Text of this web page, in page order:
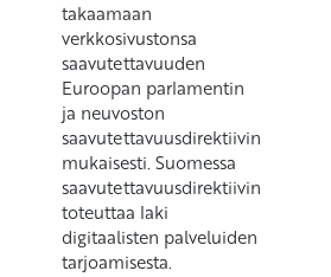
takaamaan
verkkosivustonsa
saavutettavuuden
Euroopan parlamentin
ja neuvoston
saavutettavuusdirektiivin
mukaisesti. Suomessa
saavutettavuusdirektiivin
toteuttaa laki
digitaalisten palveluiden
tarjoamisesta.